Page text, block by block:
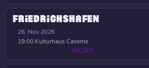
FRIEDRICHSHAFEN
26. Nov 2026
19:00 Kulturhaus Caserne
MORE